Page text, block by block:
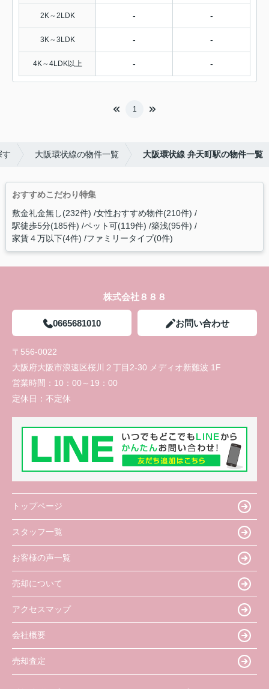
2K～2LDK - -
3K～3LDK - -
4K～4LDK以上 - -
1
す 大阪環状線の物件一覧 大阪環状線 弁天町駅の物件一覧
おすすめこだわり特集
敷金礼金無し(232件) 女性おすすめ物件(210件)
駅徒歩5分(185件) ペット可(119件) 築浅(95件)
家賃４万以下(4件) ファミリータイプ(0件)
株式会社８８８
0665681010 お問い合わせ
〒556-0022
大阪府大阪市浪速区桜川２丁目2-30 メディオ新難波 1F
営業時間： 10：00～19：00
定休日： 不定休
トップページ
スタッフ一覧
お客様の声一覧
売却について
アクセスマップ
会社概要
売却査定